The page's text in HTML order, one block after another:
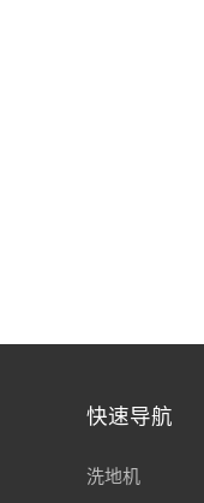
快速导航
洗地机